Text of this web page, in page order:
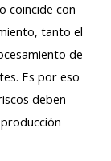
coincide con
tanto el
de
Es por eso
deben